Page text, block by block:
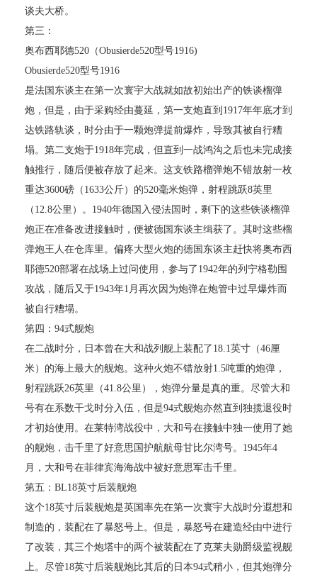
谈夫大桥。
第三：
奥布西耶德520（Obusierde520型号1916)
Obusierde520型号1916
是法国东谈主在第一次寰宇大战就如故初始出产的铁谈榴弹
炮，但是，由于采购经由蔓延，第一支炮直到1917年年底才到
达铁路轨谈，时分由于一颗炮弹提前爆炸，导致其被自行糟
塌。第二支炮于1918年完成，但直到一战鸿沟之后也未完成接
触推行，随后便被存放了起来。这支铁路榴弹炮不错放射一枚
重达3600磅（1633公斤）的520毫米炮弹，射程跳跃8英里
（12.8公里）。1940年德国入侵法国时，剩下的这些铁谈榴弹
炮正在准备改进接触时，便被德国东谈主缉获了。其时这些榴
弹炮王人在仓库里。偏疼大型火炮的德国东谈主赶快将奥布西
耶德520部署在战场上过问使用，参与了1942年的列宁格勒围
攻战，随后又于1943年1月再次因为炮弹在炮管中过早爆炸而
被自行糟塌。
第四：94式舰炮
在二战时分，日本曾在大和战列舰上装配了18.1英寸（46厘
米）的海上最大的舰炮。这种火炮不错放射1.5吨重的炮弹，
射程跳跃26英里（41.8公里），炮弹分量是真的重。尽管大和
号有在系数干戈时分入伍，但是94式舰炮亦然直到独揽退役时
才初始使用。在莱特湾战役中，大和号在接触中独一使用了她
的舰炮，击千里了好意思国护航航母甘比尔湾号。1945年4
月，大和号在菲律宾海海战中被好意思军击千里。
第五：BL18英寸后装舰炮
这个18英寸后装舰炮是英国率先在第一次寰宇大战时分遐想和
制造的，装配在了暴怒号上。但是，暴怒号在建造经由中进行
了改装，其三个炮塔中的两个被装配在了克莱夫勋爵级监视舰
上。尽管18英寸后装舰炮比其后的日本94式稍小，但其炮弹分